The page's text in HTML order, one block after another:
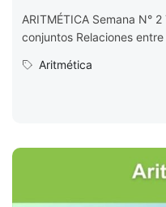
ARITMÉTICA Semana N°
conjuntos Relaciones
Aritmética